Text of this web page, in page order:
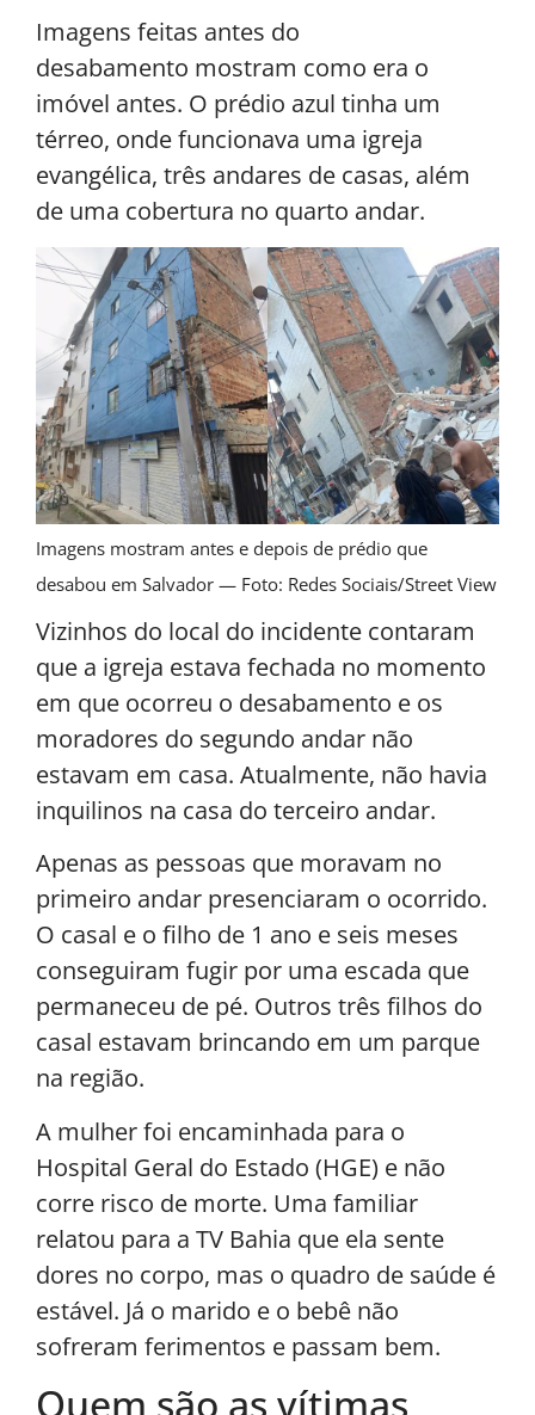
Imagens feitas antes do
desabamento mostram como era o
imóvel antes. O prédio azul tinha um
térreo, onde funcionava uma igreja
evangélica, três andares de casas, além
de uma cobertura no quarto andar.
Imagens mostram antes e depois de prédio que
desabou em Salvador — Foto: Redes Sociais/Street View
Vizinhos do local do incidente contaram
que a igreja estava fechada no momento
em que ocorreu o desabamento e os
moradores do segundo andar não
estavam em casa. Atualmente, não havia
inquilinos na casa do terceiro andar.
Apenas as pessoas que moravam no
primeiro andar presenciaram o ocorrido.
O casal e o filho de 1 ano e seis meses
conseguiram fugir por uma escada que
permaneceu de pé. Outros três filhos do
casal estavam brincando em um parque
na região.
A mulher foi encaminhada para o
Hospital Geral do Estado (HGE) e não
corre risco de morte. Uma familiar
relatou para a TV Bahia que ela sente
dores no corpo, mas o quadro de saúde é
estável. Já o marido e o bebê não
sofreram ferimentos e passam bem.
Quem são as vítimas